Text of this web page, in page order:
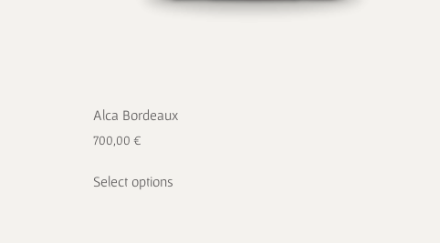
Alca Bordeaux
700,00 €
Select options